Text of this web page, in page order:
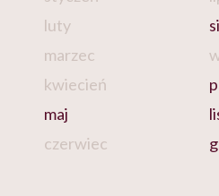
luty
marzec
kwiecień
maj
czerwiec